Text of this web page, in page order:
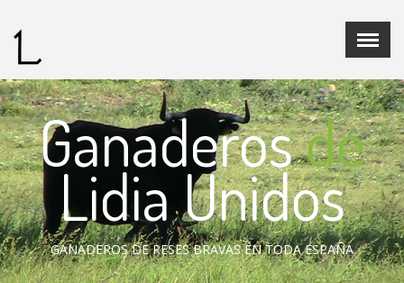
X
Home
Quienes Somos
Ganaderias
Operadores Fedelidia
PROGRAMA DE CRIA
Legislación
Noticias
Ganaderosde
LidiaUnidos
GANADEROS DE RESES BRAVAS EN TODA ESPAÑA